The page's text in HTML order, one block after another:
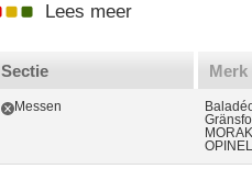
Lees meer
Sectie
Messen
Merk
OPINEL